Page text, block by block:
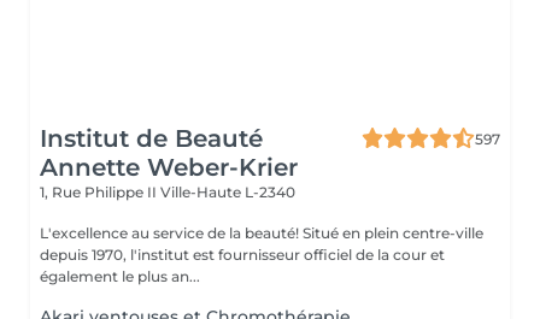
Institut de Beauté
Annette Weber-Krier
597
1, Rue Philippe II Ville-Haute L-2340
L'excellence au service de la beauté! Situé en plein centre-ville
depuis 1970, l'institut est fournisseur officiel de la cour et
également le plus an...